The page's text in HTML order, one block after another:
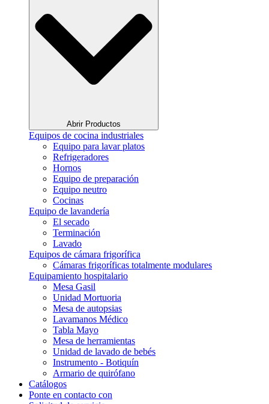
Abrir Productos
Equipos de cocina industriales
Equipo para lavar platos
Refrigeradores
Hornos
Equipo de preparación
Equipo neutro
Cocinas
Equipo de lavandería
El secado
Terminación
Lavado
Equipos de cámara frigorífica
Cámaras frigoríficas totalmente modulares
Equipamiento hospitalario
Mesa Gasil
Unidad Mortuoria
Mesa de autopsias
Lavamanos Médico
Tabla Mayo
Mesa de herramientas
Unidad de lavado de bebés
Instrumento - Botiquín
Armario de quirófano
Catálogos
Ponte en contacto con